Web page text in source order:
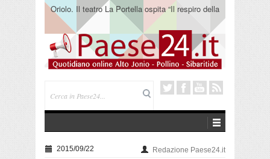
Oriolo. Il teatro La Portella ospita “Il respiro della
terra” del collettivo 365
2015/09/22 Redazione Paese24.it